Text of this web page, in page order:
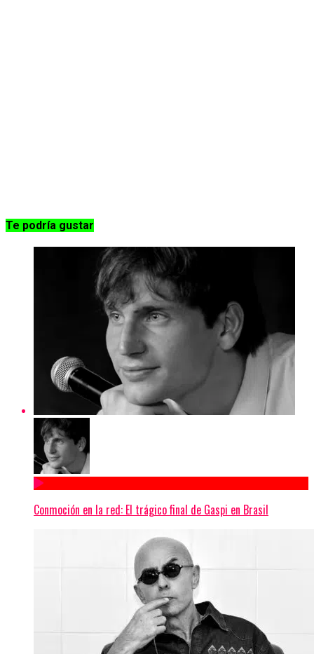
Te podría gustar
Conmoción en la red: El trágico final de Gaspi en Brasil